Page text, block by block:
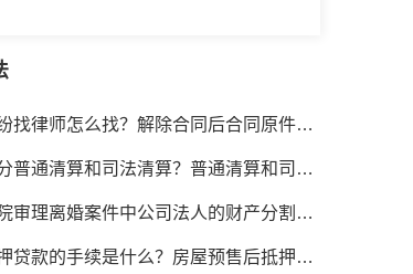
09:48:30
律师怎么找？解除合同后合同原件怎么处理？
清算和司法清算？普通清算和司法清算的区别有哪些？
理离婚案件中公司法人的财产分割规定是什么？
的手续是什么？房屋预售后抵押土地使用权的法律法规有哪些？